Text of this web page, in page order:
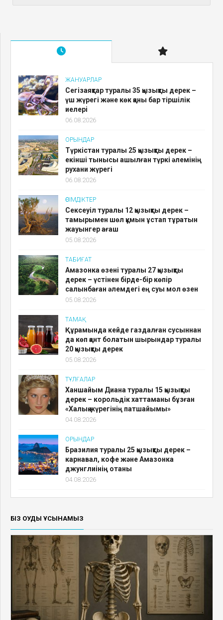
ЖАНУАРЛАР
Сегізаяқтар туралы 35 қызықты дерек –
үш жүрегі және көк қаны бар тіршілік
иелері
06.08.2026
ОРЫНДАР
Түркістан туралы 25 қызықты дерек –
екінші тынысы ашылған түркі әлемінің
рухани жүрегі
06.08.2026
ӨСІМДІКТЕР
Сексеуіл туралы 12 қызықты дерек –
тамырымен шөл құмын ұстап тұратын
жауынгер ағаш
05.08.2026
ТАБИҒАТ
Амазонка өзені туралы 27 қызықты
дерек – үстінен бірде-бір көпір
салынбаған әлемдегі ең суы мол өзен
05.08.2026
ТАМАҚ
Құрамында кейде газдалған сусыннан
да көп қант болатын шырындар туралы
20 қызықты дерек
05.08.2026
ТҰЛҒАЛАР
Ханшайым Диана туралы 15 қызықты
дерек – корольдік хаттаманы бұзған
«Халық жүрегінің патшайымы»
04.08.2026
ОРЫНДАР
Бразилия туралы 25 қызықты дерек –
карнавал, кофе және Амазонка
джунглиінің отаны
04.08.2026
БІЗ ОҚУДЫ ҰСЫНАМЫЗ